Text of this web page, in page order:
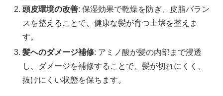
頭皮環境の改善: 保湿効果で乾燥を防ぎ、皮脂バラン
スを整えることで、健康な髪が育つ土壌を整えま
す。
髪へのダメージ補修: アミノ酸が髪の内部まで浸透
し、ダメージを補修することで、髪が切れにくく、
抜けにくい状態を保ちます。